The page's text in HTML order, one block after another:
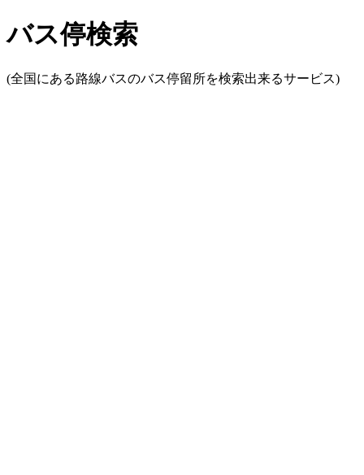
バス停検索
(全国にある路線バスのバス停留所を検索出来るサービス)